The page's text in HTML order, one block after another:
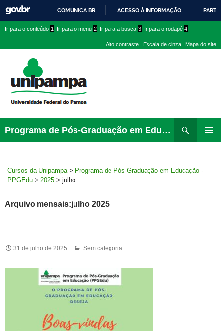
PARA
CONTEÚDO
COMUNICA BR ACESSO À INFORMAÇÃO
conteúdo
menu
superior
menu
Ir para o conteúdo 1 Ir para o menu 2 Ir para a busca 3 Ir para o rodapé 4
Alto contraste Escala de cinza Mapa do site
Programa de Pós-Graduação em Educação – PPGEdu
para
Cursos da Unipampa > Programa de Pós-Graduação em Educação -
PPGEdu > 2025 > julho
Arquivo mensais:julho 2025
31 de julho de 2025 Sem categoria